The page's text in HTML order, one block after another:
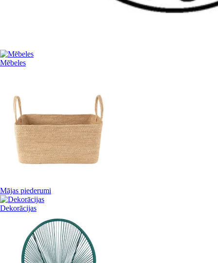
Mēbeles
Mājas piederumi
Dekorācijas